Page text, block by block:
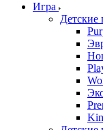
Игра
Детские